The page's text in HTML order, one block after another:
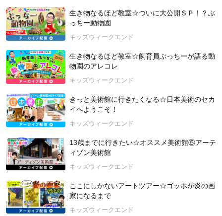
・飼育方法は？
【講師紹介：牧田習（まきた しゅう）さん】
昆虫ハンター。1996年、兵庫県生まれ。オスカープロモーショ
ン所属。
2015年北海道大学 総合教育部入学後、理学部に転部。現在は
東京大学大学院（博士課程）に在学中。
昆虫ハンターとして、NHK「ダーウィンが来た！」の「ヘラク
レスオオカブト 謎の大集結！」の回（2021年1月31日放映）に
出演。現在は「猫のひたいほどワイド」（テレビ神奈川）水曜
レギュラー出演中！その他、テレビやラジオなど各メディアで
も活躍中。
☆牧田習公式X(Twitter)（@shu1014my）：
https://twitter.com/s
hu1014my?s=20&t=VFg_FVJuUu-HKPoFjsBjfw
☆牧田習公式Instagram（@shu1014my）：
am.com/shu1014my/
☆オスカープロモーション公式プロフィール：
rpro.co.jp/#/profile/entry/164840
★ 「昆虫ハンター牧田習の春夏秋冬虫とりカレンダー2025 」
（PARCO出版）https://www.kidsweekend.jp/portal/links/IBQ62
生き物なるほど教室☆ついに大公開ＳＰ！？ぶ
っちー動物園
キッズウィークエンド
生き物なるほど教室☆飼育員ぶっちーが語る動
物園のアレコレ
キッズウィークエンド
きっと美術館に行きたくなる☆日本美術のセカ
イへようこそ！
キッズウィークエンド
13歳までに行きたい☆オススメ美術館⑤アーテ
ィゾン美術館
キッズウィークエンド
ここにしかないアートツアー☆ゴッホが炎の画
家になるまで
キッズウィークエンド